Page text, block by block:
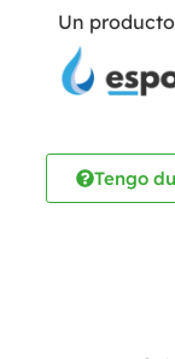
Un producto
Tengo